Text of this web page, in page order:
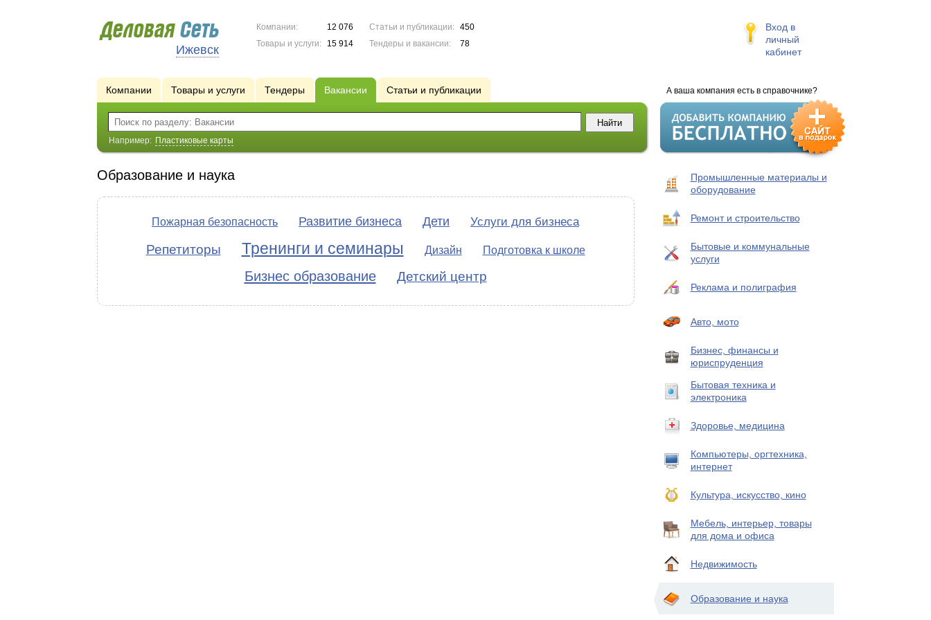
Ижевск
Компании:
12 076
Товары и услуги:
15 914
Статьи и публикации:
450
Тендеры и вакансии:
78
Вход в
личный
кабинет
А ваша компания есть в справочнике?
Компании Товары и услуги Тендеры Вакансии Статьи и публикации
Например: Пластиковые карты
Образование и наука
Пожарная безопасность Развитие бизнеса Дети Услуги для бизнеса
Репетиторы Тренинги и семинары Дизайн Подготовка к школе
Бизнес образование Детский центр
Промышленные материалы и
оборудование
Ремонт и строительство
Бытовые и коммунальные
услуги
Реклама и полиграфия
Авто, мото
Бизнес, финансы и
юриспруденция
Бытовая техника и
электроника
Здоровье, медицина
Компьютеры, оргтехника,
интернет
Культура, искусство, кино
Мебель, интерьер, товары
для дома и офиса
Недвижимость
Образование и наука